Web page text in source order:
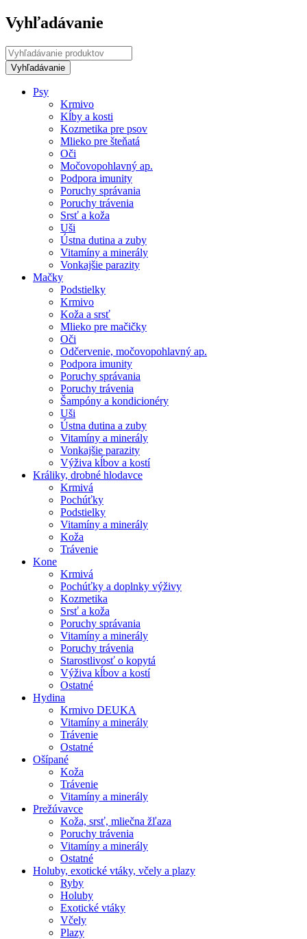
Vyhľadávanie
Psy
Krmivo
Kĺby a kosti
Kozmetika pre psov
Mlieko pre šteňatá
Oči
Močovopohlavný ap.
Podpora imunity
Poruchy správania
Poruchy trávenia
Srsť a koža
Uši
Ústna dutina a zuby
Vitamíny a minerály
Vonkajšie parazity
Mačky
Podstielky
Krmivo
Koža a srsť
Mlieko pre mačičky
Oči
Odčervenie, močovopohlavný ap.
Podpora imunity
Poruchy správania
Poruchy trávenia
Šampóny a kondicionéry
Uši
Ústna dutina a zuby
Vitamíny a minerály
Vonkajšie parazity
Výživa kĺbov a kostí
Králiky, drobné hlodavce
Krmivá
Pochúťky
Podstielky
Vitamíny a minerály
Koža
Trávenie
Kone
Krmivá
Pochúťky a doplnky výživy
Kozmetika
Srsť a koža
Poruchy správania
Vitamíny a minerály
Poruchy trávenia
Starostlivosť o kopytá
Výživa kĺbov a kostí
Ostatné
Hydina
Krmivo DEUKA
Vitamíny a minerály
Trávenie
Ostatné
Ošípané
Koža
Trávenie
Vitamíny a minerály
Prežúvavce
Koža, srsť, mliečna žľaza
Poruchy trávenia
Vitamíny a minerály
Ostatné
Holuby, exotické vtáky, včely a plazy
Ryby
Holuby
Exotické vtáky
Včely
Plazy